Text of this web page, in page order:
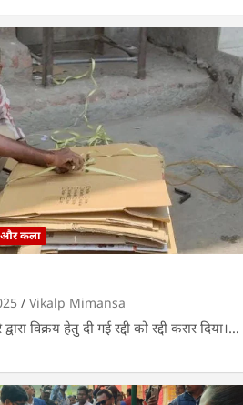
और कला
Vikalp Mimansa
विक्रय हेतु दी गई रद्दी को रद्दी करार दिया।…